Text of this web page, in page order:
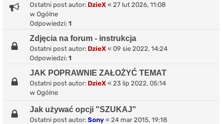
Ostatni post autor: DzieX « 27 lut 2026, 11:08
w Ogólne
Odpowiedzi: 1
Zdjęcia na forum - instrukcja
Ostatni post autor: DzieX « 09 sie 2022, 14:24
Odpowiedzi: 1
JAK POPRAWNIE ZAŁOŻYĆ TEMAT
Ostatni post autor: DzieX « 23 lip 2022, 05:14
w Ogólne
Jak używać opcji "SZUKAJ"
Ostatni post autor: Sony « 24 mar 2015, 19:18